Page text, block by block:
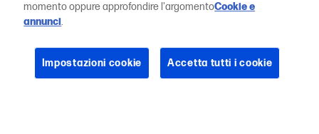
momento oppure approfondire l'argomentoCookie e
annunci.
Impostazioni cookie Accetta tutti i cookie